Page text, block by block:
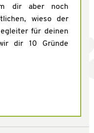
dir aber noch
wieso der
für deinen
dir 10 Gründe